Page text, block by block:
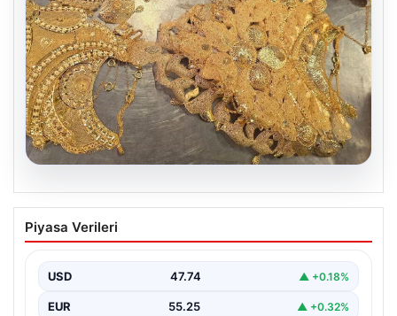
07.08.2026
Türkiye sınırında yakalandı. Toplam
değerleri 500 bin euronun üzerinde
bin euronun üzerinde değere ulaştı”, “content”: “…
Piyasa Verileri
USD 47.74 ▲ +0.18%
EUR 55.25 ▲ +0.32%